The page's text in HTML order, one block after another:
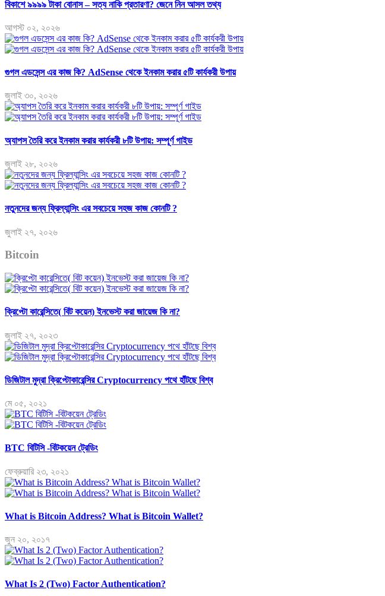
বিকাশে ৯৯৯৯ টাকা বোনাস – সত্য নাকি প্রতারণা? জেনে নিন আসল তথ্য
আগস্ট ০২, ২০২৬
গুগল এডসেন্স এর কাজ কি? AdSense থেকে ইনকাম করার ৫টি কার্যকরী উপায়
জুলাই ৩০, ২০২৬
অ্যাপস তৈরি করে ইনকাম করার কার্যকরী ৮টি উপায়: সম্পূর্ণ গাইড
জুলাই ২৮, ২০২৬
নতুনদের জন্য ফ্রিল্যান্সিং এর সবচেয়ে সহজ কাজ কোনটি ?
জুলাই ২৭, ২০২৬
Bitcoin
ক্রিপ্টো কারেন্সিতে( বিট কয়েন) ইনভেস্ট করা জায়েজ কি না?
জুলাই ২৭, ২০২৩
ডিজিটাল মুদ্রা ক্রিপ্টোকারেন্সির Cryptocurrency পথে হাঁটছে বিশ্ব
মে ০৫, ২০২১
BTC বিটিসি -বিটকয়েন ট্রেডিং
ফেব্রুয়ারি ২৩, ২০২১
What is Bitcoin Address? What is Bitcoin Wallet?
জুন ২০, ২০১৭
What Is 2 (Two) Factor Authentication?